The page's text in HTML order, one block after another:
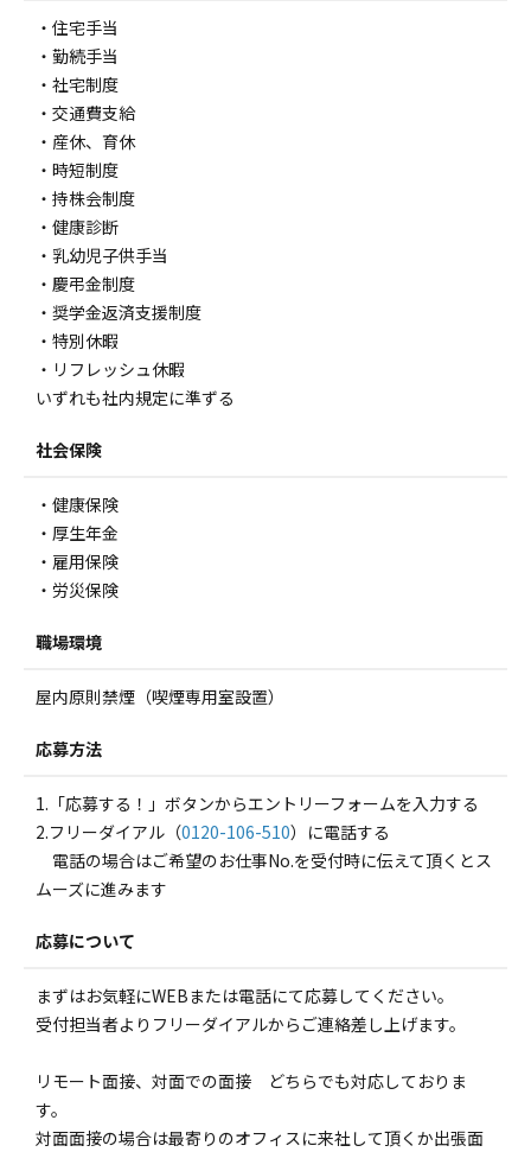
・住宅手当
・勤続手当
・社宅制度
・交通費支給
・産休、育休
・時短制度
・持株会制度
・健康診断
・乳幼児子供手当
・慶弔金制度
・奨学金返済支援制度
・特別休暇
・リフレッシュ休暇
いずれも社内規定に準ずる
社会保険
・健康保険
・厚生年金
・雇用保険
・労災保険
職場環境
屋内原則禁煙（喫煙専用室設置）
応募方法
1.「応募する！」ボタンからエントリーフォームを入力する
2.フリーダイアル（0120-106-510）に電話する
電話の場合はご希望のお仕事No.を受付時に伝えて頂くとス
ムーズに進みます
応募について
まずはお気軽にWEBまたは電話にて応募してください。
受付担当者よりフリーダイアルからご連絡差し上げます。
リモート面接、対面での面接 どちらでも対応しておりま
す。
対面面接の場合は最寄りのオフィスに来社して頂くか出張面